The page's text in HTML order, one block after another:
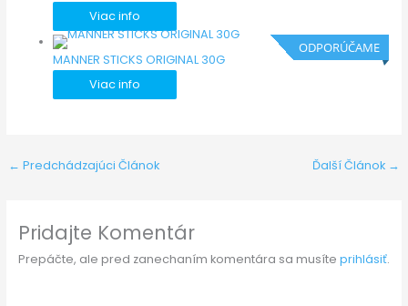
Viac info
ODPORÚČAME
MANNER STICKS ORIGINAL 30G
Viac info
← Predchádzajúci Článok Ďalší Článok →
Pridajte Komentár
Prepáčte, ale pred zanechaním komentára sa musíte prihlásiť.